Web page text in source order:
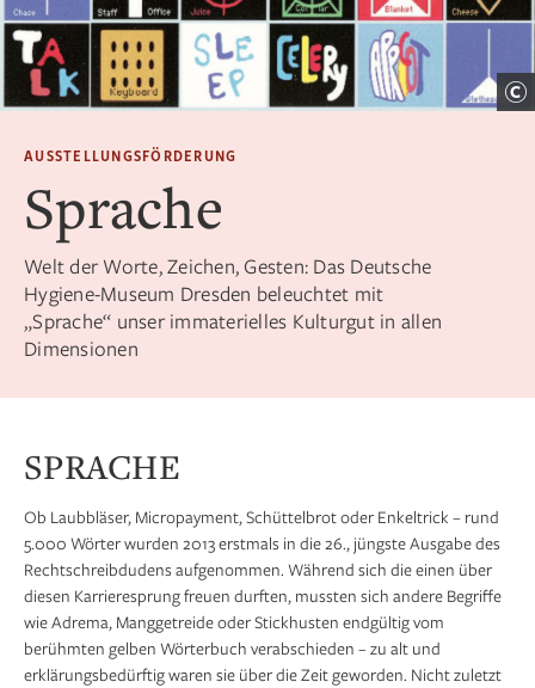
AUSSTELLUNGSFÖRDERUNG
Sprache
Welt der Worte, Zeichen, Gesten: Das Deutsche
Hygiene-Museum Dresden beleuchtet mit
„Sprache“ unser immaterielles Kulturgut in allen
Dimensionen
SPRACHE
Ob Laubbläser, Micropayment, Schüttelbrot oder Enkeltrick – rund
5.000 Wörter wurden 2013 erstmals in die 26., jüngste Ausgabe des
Rechtschreibdudens aufgenommen. Während sich die einen über
diesen Karrieresprung freuen durften, mussten sich andere Begriffe
wie Adrema, Manggetreide oder Stickhusten endgültig vom
berühmten gelben Wörterbuch verabschieden – zu alt und
erklärungsbedürftig waren sie über die Zeit geworden. Nicht zuletzt